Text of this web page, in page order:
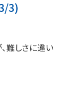
3)
難しさに違い